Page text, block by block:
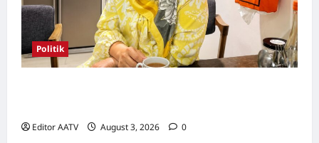
Politik
Editor AATV August 3, 2026 0